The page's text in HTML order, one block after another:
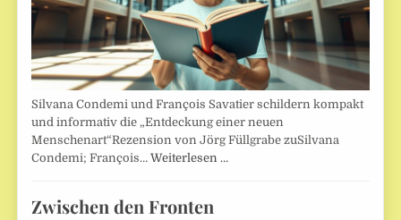
Silvana Condemi und François Savatier schildern kompakt
und informativ die „Entdeckung einer neuen
Menschenart“Rezension von Jörg Füllgrabe zuSilvana
Condemi; François…Weiterlesen …
Zwischen den Fronten